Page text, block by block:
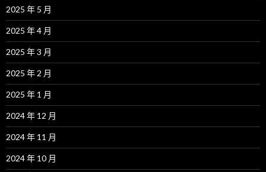
2025 年 5 月
2025 年 4 月
2025 年 3 月
2025 年 2 月
2025 年 1 月
2024 年 12 月
2024 年 11 月
2024 年 10 月